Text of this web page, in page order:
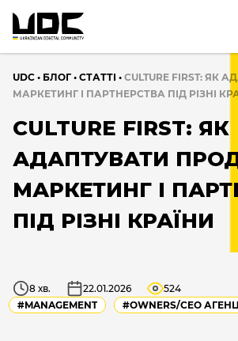
UDC • БЛОГ • CТАТТІ • CULTURE FIRST:
МАРКЕТИНГ І ПАРТНЕРСТВА ПІД РІЗНІ
CULTURE FIRST: ЯК
АДАПТУВАТИ
МАРКЕТИНГ І
ПІД РІЗНІ КРАЇНИ
#MANAGEMENT #OWNERS/СEO
8 хв. 22.01.2026 524